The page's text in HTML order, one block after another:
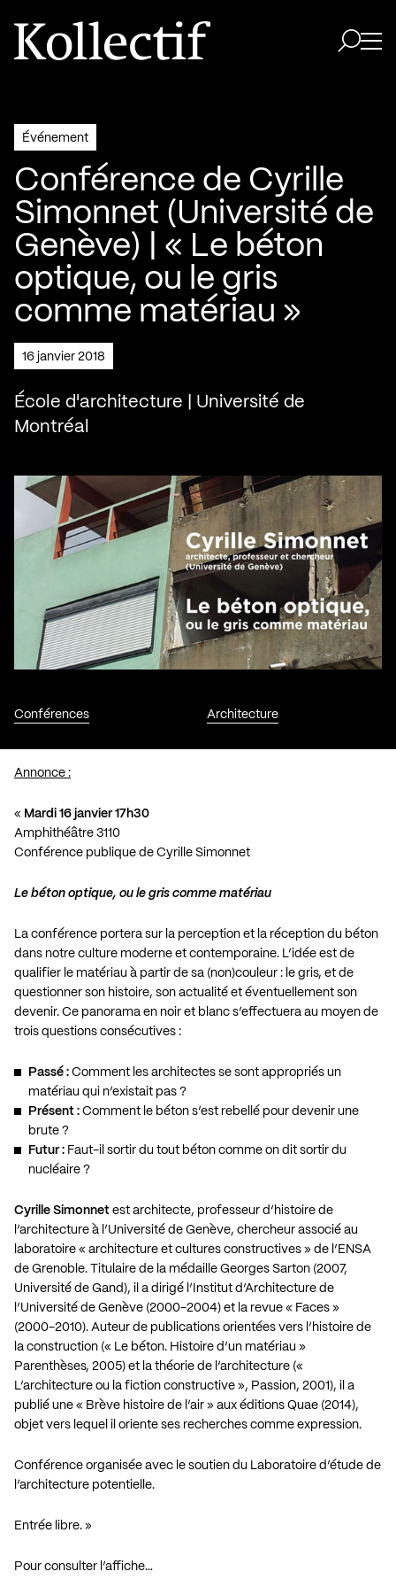
Aller à la page d'accueil
Logo Kollectif
Événement
Conférence de Cyrille
Simonnet (Université de
Genève) | « Le béton
optique, ou le gris
comme matériau »
16 janvier 2018
École d'architecture | Université de
Montréal
Conférences Architecture
Annonce :
« Mardi 16 janvier 17h30
Amphithéâtre 3110
Conférence publique de Cyrille Simonnet
Le béton optique, ou le gris comme matériau
La conférence portera sur la perception et la réception du béton
dans notre culture moderne et contemporaine. L’idée est de
qualifier le matériau à partir de sa (non)couleur : le gris, et de
questionner son histoire, son actualité et éventuellement son
devenir. Ce panorama en noir et blanc s’effectuera au moyen de
trois questions consécutives :
Passé : Comment les architectes se sont appropriés un
matériau qui n’existait pas ?
Présent : Comment le béton s’est rebellé pour devenir une
brute ?
Futur : Faut-il sortir du tout béton comme on dit sortir du
nucléaire ?
Cyrille Simonnet est architecte, professeur d’histoire de
l’architecture à l’Université de Genève, chercheur associé au
laboratoire « architecture et cultures constructives » de l’ENSA
de Grenoble. Titulaire de la médaille Georges Sarton (2007,
Université de Gand), il a dirigé l’Institut d’Architecture de
l’Université de Genève (2000-2004) et la revue « Faces »
(2000-2010). Auteur de publications orientées vers l’histoire de
la construction (« Le béton. Histoire d’un matériau »
Parenthèses, 2005) et la théorie de l’architecture («
L’architecture ou la fiction constructive », Passion, 2001), il a
publié une « Brève histoire de l’air » aux éditions Quae (2014),
objet vers lequel il oriente ses recherches comme expression.
Conférence organisée avec le soutien du Laboratoire d’étude de
l’architecture potentielle.
Entrée libre. »
Pour consulter l’affiche…